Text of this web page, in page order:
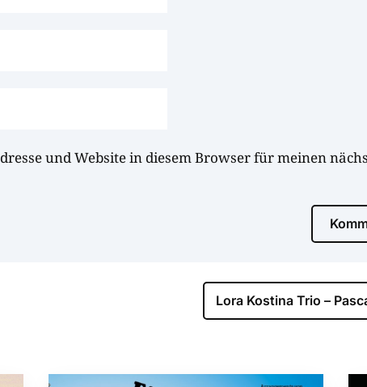
und Website in diesem Browser für meinen
Lora Kostina Trio –